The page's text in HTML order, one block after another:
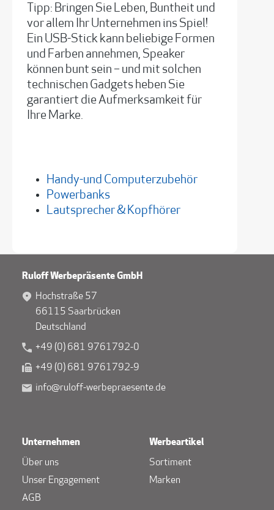
Tipp: Bringen Sie Leben, Buntheit und
vor allem Ihr Unternehmen ins Spiel!
Ein USB-Stick kann beliebige Formen
und Farben annehmen, Speaker
können bunt sein – und mit solchen
technischen Gadgets heben Sie
garantiert die Aufmerksamkeit für
Ihre Marke.
Handy-und Computerzubehör
Powerbanks
Lautsprecher & Kopfhörer
Ruloff Werbepräsente GmbH
Hochstraße 57
66115 Saarbrücken
Deutschland
+49 (0) 681 9761792-0
+49 (0) 681 9761792-9
info@ruloff-werbepraesente.de
Unternehmen
Über uns
Unser Engagement
AGB
Werbeartikel
Sortiment
Marken